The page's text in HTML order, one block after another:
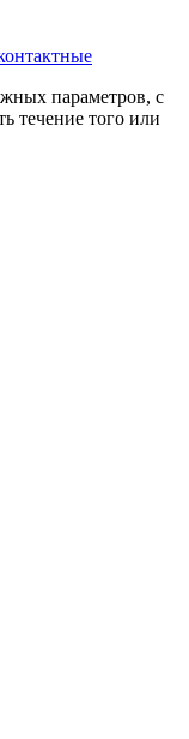
параметров, с
течение того или